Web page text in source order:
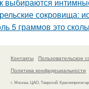
сокровища:
5 граммов это
Контакты
Пользовательское
Политика конфидециальности
г. Москва, ЦАО, Тверской,